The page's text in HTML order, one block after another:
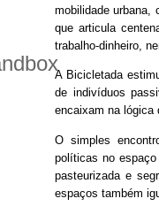
mobilidade urbana,
que articula
trabalho-dinheiro,
A Bicicletada
de indivíduos
encaixam na lógica
O simples
políticas no
pasteurizada e
espaços também